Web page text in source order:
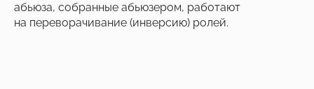
абьюза, собранные абьюзером, работают
на переворачивание (инверсию) ролей.